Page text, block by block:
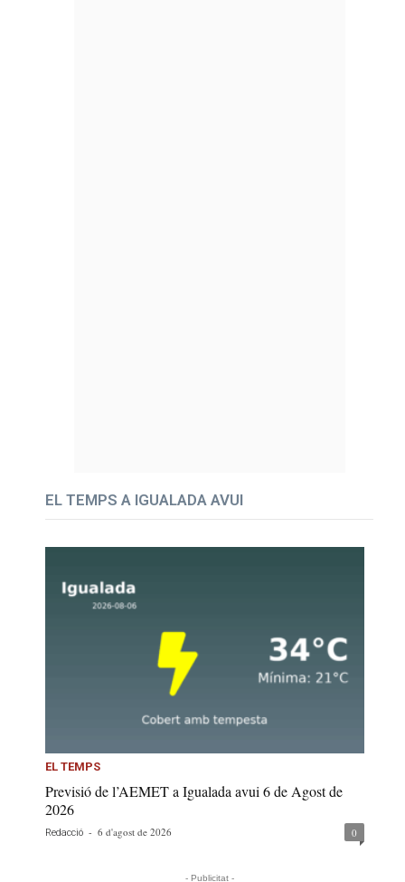
EL TEMPS A IGUALADA AVUI
EL TEMPS
Previsió de l’AEMET a Igualada avui 6 de Agost de
2026
Redacció - 6 d'agost de 2026 0
- Publicitat -